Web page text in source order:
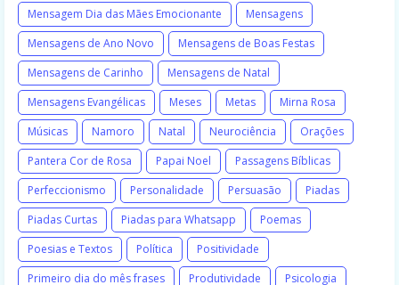
Mensagem Dia das Mães Emocionante
Mensagens
Mensagens de Ano Novo
Mensagens de Boas Festas
Mensagens de Carinho
Mensagens de Natal
Mensagens Evangélicas
Meses Metas
Mirna Rosa
Músicas
Namoro Natal Neurociência
Orações
Pantera Cor de Rosa
Papai Noel
Passagens Bíblicas
Perfeccionismo
Personalidade Persuasão
Piadas
Piadas Curtas
Piadas para Whatsapp
Poemas
Poesias e Textos
Política
Positividade
Primeiro dia do mês frases
Produtividade
Psicologia